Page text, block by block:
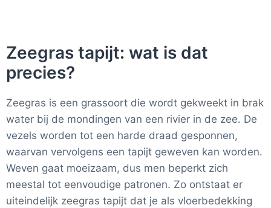
Zeegras tapijt: wat is dat
precies?
Zeegras is een grassoort die wordt gekweekt in brak
water bij de mondingen van een rivier in de zee. De
vezels worden tot een harde draad gesponnen,
waarvan vervolgens een tapijt geweven kan worden.
Weven gaat moeizaam, dus men beperkt zich
meestal tot eenvoudige patronen. Zo ontstaat er
uiteindelijk zeegras tapijt dat je als vloerbedekking